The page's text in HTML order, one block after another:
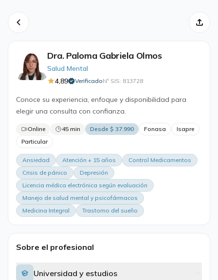
Dra. Paloma Gabriela Olmos
Salud Mental
4,89
VerificadoNº SIS: 813728·
Conoce su experiencia, enfoque y disponibilidad para
elegir una consulta con confianza.
Online 45 min Desde $ 37.990 Fonasa
Isapre
Particular
Ansiedad Atención + 15 años
Control Medicamentos
Crisis de pánico
Depresión
Licencia médica electrónica según evaluación
Manejo de salud mental y psicofármacos
Medicina Integral
Trastorno del sueño
Sobre el profesional
Universidad y estudios